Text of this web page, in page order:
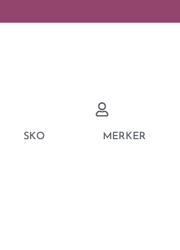
SKO MERKER